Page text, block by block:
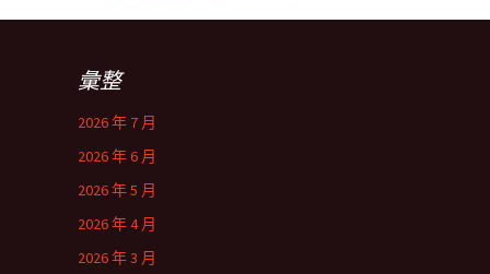
彙整
2026 年 7 月
2026 年 6 月
2026 年 5 月
2026 年 4 月
2026 年 3 月